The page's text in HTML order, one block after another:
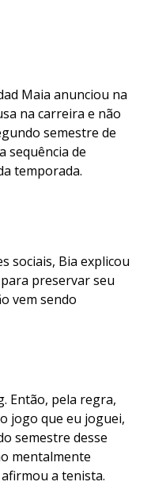
Maia anunciou na
na carreira e não
semestre de
sequência de
temporada.
sociais, Bia explicou
preservar seu
vem sendo
Então, pela regra,
jogo que eu joguei,
semestre desse
mentalmente
a tenista.